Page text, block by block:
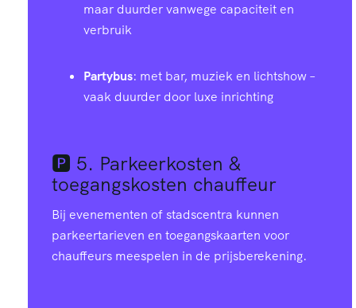
maar duurder vanwege capaciteit en
verbruik
Partybus: met bar, muziek en lichtshow –
vaak duurder door luxe inrichting
🅿️ 5. Parkeerkosten &
toegangskosten chauffeur
Bij evenementen of stadscentra kunnen
parkeertarieven en toegangskaarten voor
chauffeurs meespelen in de prijsberekening.